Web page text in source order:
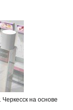
Черкесск на основе